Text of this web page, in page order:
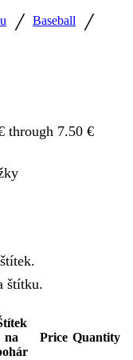
/ Baseball /
through 7.50 €
štítku.
na
Price Quantity